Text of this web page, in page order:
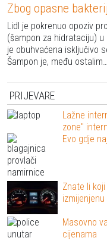
Zbog opasne
Lidl je pokrenuo opoziv
(šampon za hidrataciju)
je obuhvaćena isključivo
Šampon je, među ostalim…
PRIJEVARE
Lažne
zone"
Evo gdje
Znate li
izmijenjenu
Masovno
cijenama